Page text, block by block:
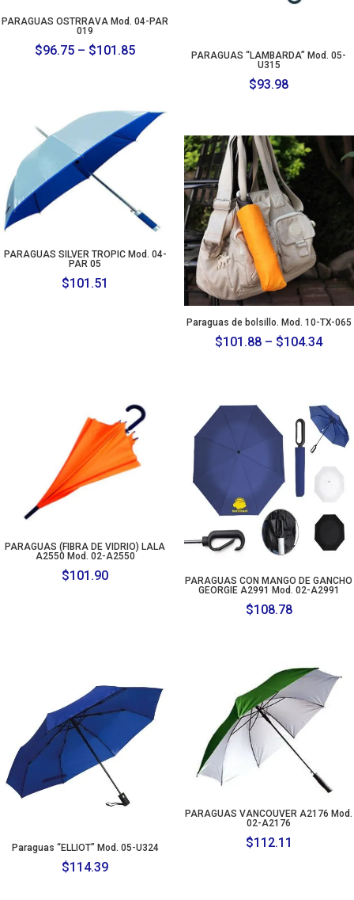
PARAGUAS OSTRRAVA Mod. 04-PAR
019
$96.75 – $101.85Price
through
$101.85
PARAGUAS “LAMBARDA” Mod. 05-
U315
$93.98
PARAGUAS SILVER TROPIC Mod. 04-
PAR 05
$101.51
Paraguas de bolsillo. Mod. 10-TX-065
$101.88 – $104.34Price
PARAGUAS (FIBRA DE VIDRIO) LALA
A2550 Mod. 02-A2550
$101.90
PARAGUAS CON MANGO DE GANCHO
GEORGIE A2991 Mod. 02-A2991
$108.78
Paraguas “ELLIOT” Mod. 05-U324
$114.39
PARAGUAS VANCOUVER A2176 Mod.
02-A2176
$112.11